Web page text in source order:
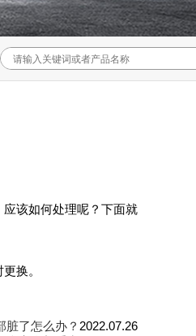
该如何处理呢？下面就
换。
脏了怎么办？ 2022.07.26